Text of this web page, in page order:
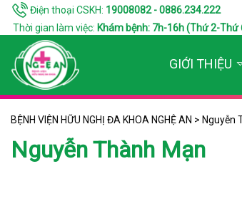
Điện thoại CSKH: 19008082 - 0886.234.222
Thời gian làm việc: Khám bệnh: 7h-16h (Thứ 2-
GIỚI THIỆU
BỆNH VIỆN HỮU NGHỊ ĐA KHOA NGHỆ AN > Nguyễn
Nguyễn Thành Mạn